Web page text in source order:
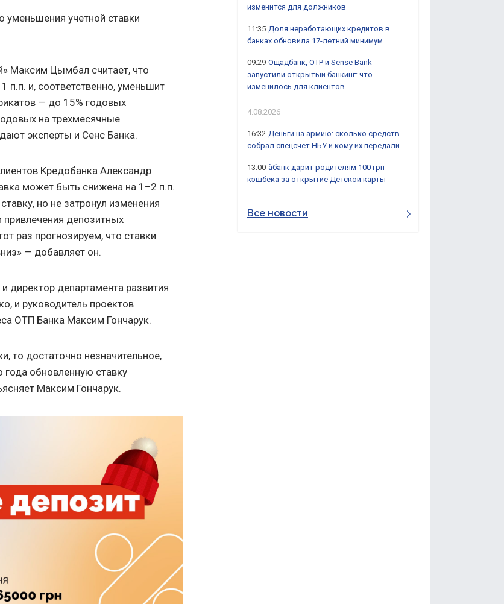
учетной ставки
Максим Цымбал считает, что
п.п. и, соответственно, уменьшит
— до 15% годовых
на трехмесячные
эксперты и Сенс Банка.
Кредобанка Александр
может быть снижена на 1−2 п.п.
но не затронул изменения
привлечения депозитных
раз прогнозируем, что ставки
— добавляет он.
директор департамента развития
и руководитель проектов
ОТП Банка Максим Гончарук.
то достаточно незначительное,
года обновленную ставку
Максим Гончарук.
изменится для должников
11:35 Доля неработающих кредитов в
банках обновила 17-летний минимум
09:29 Ощадбанк, OTP и Sense Bank
запустили открытый банкинг: что
изменилось для клиентов
4.08.2026
16:32 Деньги на армию: сколько средств
собрал спецсчет НБУ и кому их передали
13:00 àбанк дарит родителям 100 грн
кэшбека за открытие Детской карты
Все новости